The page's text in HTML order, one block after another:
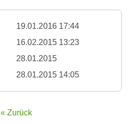
19.01.2016 17:44
16.02.2015 13:23
28.01.2015
28.01.2015 14:05
« Zurück